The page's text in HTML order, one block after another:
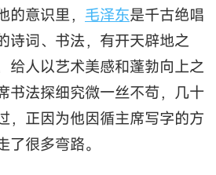
意识里， 毛泽东是千古绝唱
诗词、书法，有开天辟地之
给人以艺术美感和蓬勃向上之
书法探细究微一丝不苟，几十
，正因为他因循主席写字的方
了很多弯路。